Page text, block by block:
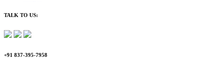
TALK TO US:
+91 837-395-7958